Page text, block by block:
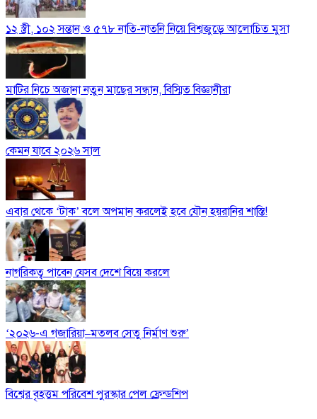
১২ স্ত্রী, ১০২ সন্তান ও ৫৭৮ নাতি-নাতনি নিয়ে বিশ্বজুড়ে আলোচিত মুসা
মাটির নিচে অজানা নতুন মাছের সন্ধান, বিস্মিত বিজ্ঞানীরা
কেমন যাবে ২০২৬ সাল
এবার থেকে ‘টাক’ বলে অপমান করলেই হবে যৌন হয়রানির শাস্তি!
নাগরিকত্ব পাবেন যেসব দেশে বিয়ে করলে
‘২০২৬-এ গজারিয়া–মতলব সেতু নির্মাণ শুরু’
বিশ্বের বৃহত্তম পরিবেশ পুরস্কার পেল ফ্রেন্ডশিপ